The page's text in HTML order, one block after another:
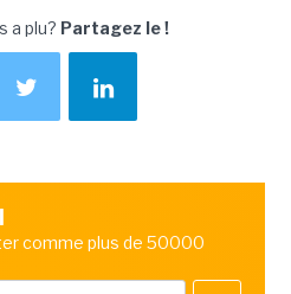
a plu? Partagez le !
comme plus de 50000